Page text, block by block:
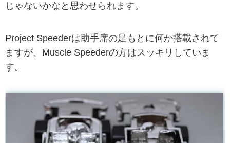
じゃないかなと思わせられます。
Project Speederは助手席の足もとに何か搭載されて
ますが、Muscle Speederの方はスッキリしていま
す。